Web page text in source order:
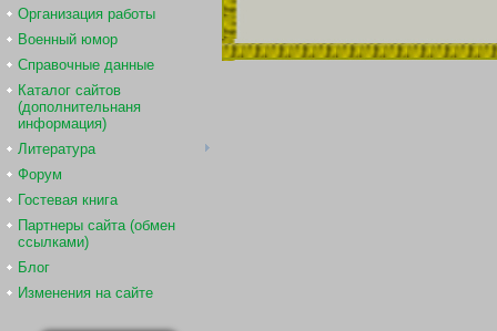
Организация работы
Военный юмор
Справочные данные
Каталог сайтов
(дополнительнаня
информация)
Литература
Форум
Гостевая книга
Партнеры сайта (обмен
ссылками)
Блог
Изменения на сайте